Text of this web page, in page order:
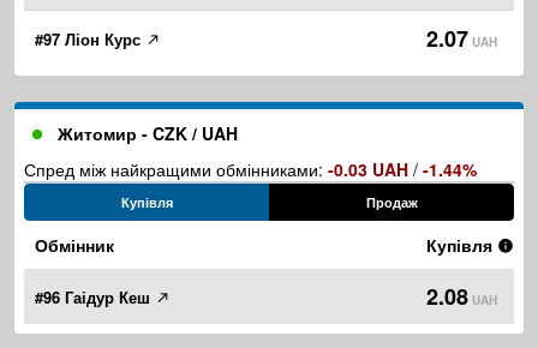
#97 Ліон Курс 2.07 UAH
Житомир - CZK / UAH
Спред між найкращими обмінниками: -0.03 UAH / -1.44%
Купівля Продаж
Обмінник Купівля
#96 Гаідур Кеш 2.08 UAH